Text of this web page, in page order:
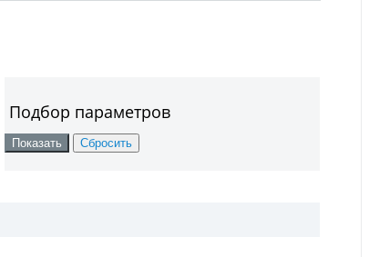
Подбор параметров